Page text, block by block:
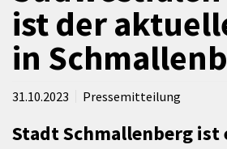
Wirtschaft
ist der
in
31.10.2023 Pressemitteilung
Stadt Schmallenberg ist